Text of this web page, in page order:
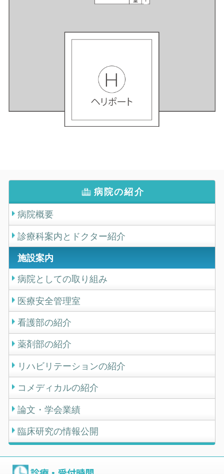
病院の紹介
病院概要
診療科案内とドクター紹介
施設案内
病院としての取り組み
医療安全管理室
看護部の紹介
薬剤部の紹介
リハビリテーションの紹介
コメディカルの紹介
論文・学会業績
臨床研究の情報公開